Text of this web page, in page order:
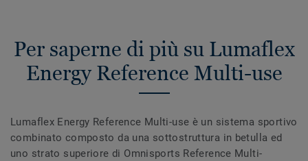
Per saperne di più su Lumaflex
Energy Reference Multi-use
Lumaflex Energy Reference Multi-use è un sistema sportivo
combinato composto da una sottostruttura in betulla ed
uno strato superiore di Omnisports Reference Multi-